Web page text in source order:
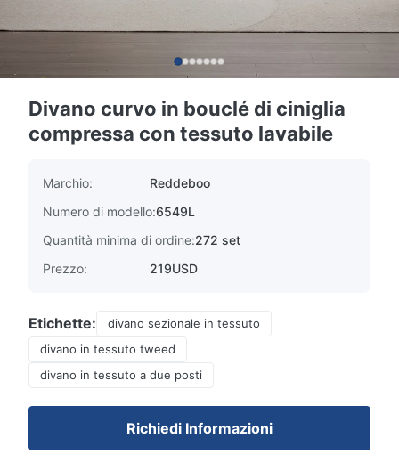
Divano curvo in bouclé di ciniglia
compressa con tessuto lavabile
Marchio:
Reddeboo
Numero di modello:6549L
Quantità minima di ordine:272 set
Prezzo:
219USD
Etichette:
divano sezionale in tessuto
divano in tessuto tweed
divano in tessuto a due posti
Richiedi Informazioni